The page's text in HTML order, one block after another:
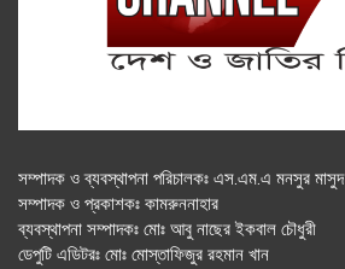
সম্পাদক ও ব্যবস্থাপনা পরিচালকঃ এস.এম.এ মনসুর মাসুদ
সম্পাদক ও প্রকাশকঃ কামরুননাহার
ব্যবস্থাপনা সম্পাদকঃ মোঃ আবু নাছের ইকবাল চৌধুরী
ডেপুটি এডিটরঃ মোঃ মোস্তাফিজুর রহমান খান